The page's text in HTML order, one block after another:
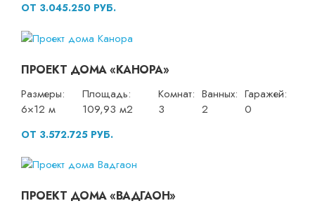
ОТ 3.045.250 РУБ.
ПРОЕКТ ДОМА «КАНОРА»
Размеры:
6×12 м
Площадь:
109,93 м2
Комнат:
3
Ванных:
2
Гаражей:
0
ОТ 3.572.725 РУБ.
ПРОЕКТ ДОМА «ВАДГАОН»